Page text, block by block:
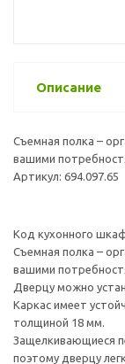
Описание
Съемная полка –
вашими
Артикул: 694.097.65
Код кухонного
Съемная полка –
вашими
Дверцу можно
Каркас имеет
толщиной 18 мм.
Защелкивающиеся
поэтому дверцу